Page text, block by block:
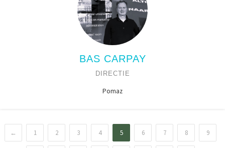
BAS CARPAY
DIRECTIE
Pomaz
← 1 2 3 4 5 6 7 8 9